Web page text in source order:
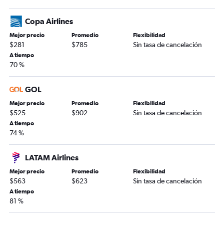
Copa Airlines
Mejor precio
$281
Promedio
$785
Flexibilidad
Sin tasa de cancelación
A tiempo
70 %
GOL
Mejor precio
$525
Promedio
$902
Flexibilidad
Sin tasa de cancelación
A tiempo
74 %
LATAM Airlines
Mejor precio
$563
Promedio
$623
Flexibilidad
Sin tasa de cancelación
A tiempo
81 %